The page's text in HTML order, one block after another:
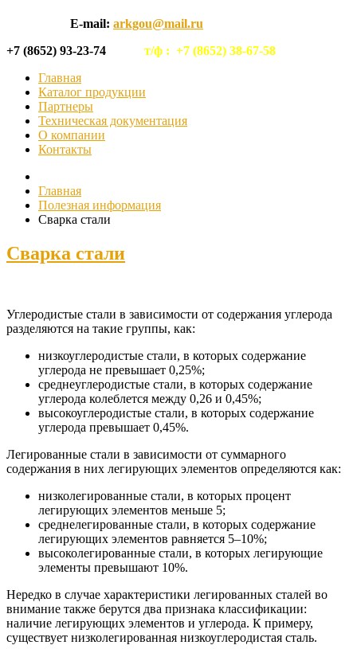
E-mail: arkgou@mail.ru
+7 (8652) 93-23-74 т/ф : +7 (8652) 38-67-58
Главная
Каталог продукции
Партнеры
Техническая документация
О компании
Контакты
Главная
Полезная информация
Сварка стали
Сварка стали
Углеродистые стали в зависимости от содержания углерода
разделяются на такие группы, как:
низкоуглеродистые стали, в которых содержание
углерода не превышает 0,25%;
среднеуглеродистые стали, в которых содержание
углерода колеблется между 0,26 и 0,45%;
высокоуглеродистые стали, в которых содержание
углерода превышает 0,45%.
Легированные стали в зависимости от суммарного
содержания в них легирующих элементов определяются как:
низколегированные стали, в которых процент
легирующих элементов меньше 5;
среднелегированные стали, в которых содержание
легирующих элементов равняется 5–10%;
высоколегированные стали, в которых легирующие
элементы превышают 10%.
Нередко в случае характеристики легированных сталей во
внимание также берутся два признака классификации:
наличие легирующих элементов и углерода. К примеру,
существует низколегированная низкоуглеродистая сталь.